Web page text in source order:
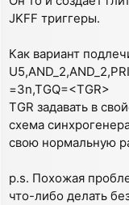
JKFF триггеры.
Как вариант
=3n,TGQ=<TGR>
TGR задавать в
схема
свою нормальную
p.s. Похожая
что-либо делать